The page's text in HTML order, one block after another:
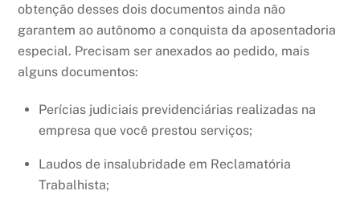
obtenção desses dois documentos ainda não
garantem ao autônomo a conquista da aposentadoria
especial. Precisam ser anexados ao pedido, mais
alguns documentos:
Perícias judiciais previdenciárias realizadas na
empresa que você prestou serviços;
Laudos de insalubridade em Reclamatória
Trabalhista;